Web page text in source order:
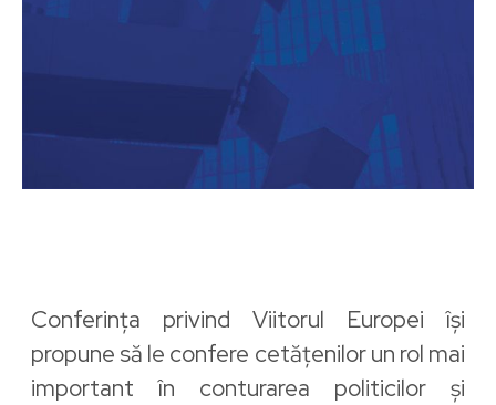
Conferința privind Viitorul Europei își
propune să le confere cetățenilor un rol mai
important în conturarea politicilor și